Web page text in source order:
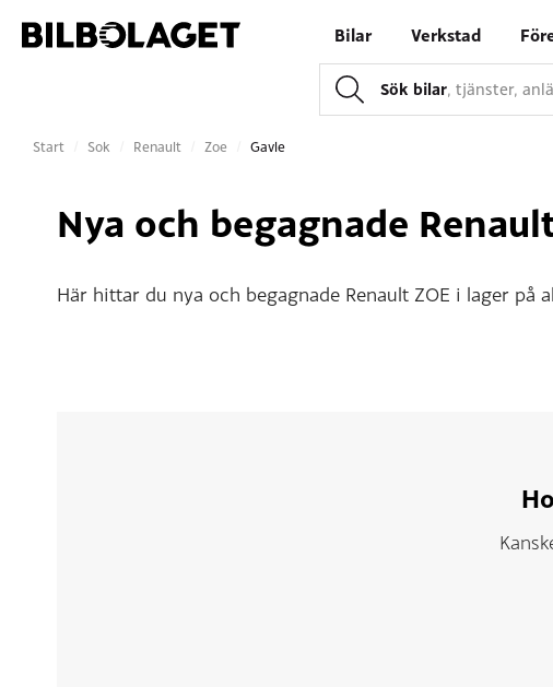
Bilar Verkstad
Sök bilar, tjänster,
Start Sok Renault Zoe Gavle
Nya och begagnade
Här hittar du nya och begagnade Renault ZOE i lager på